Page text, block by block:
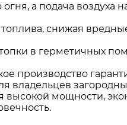
а подача воздуха
снижая
в герметичных
производство
мощности,